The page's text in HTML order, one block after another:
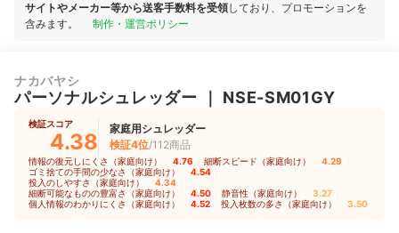
サイトやメーカー等から送客手数料を受領しており、プロモーションを
含みます。
制作・運営ポリシー
ナカバヤシ
パーソナルシュレッダー NSE-SM01GY
検証スコア
4.38
家庭用シュレッダー
検証4位/112商品
情報の復元しにくさ（家庭向け） 4.76 細断スピード（家庭向け） 4.29
ゴミ捨ての手間の少なさ（家庭向け） 4.54
投入のしやすさ（家庭向け） 4.34
細断可能なものの豊富さ（家庭向け） 4.50 静音性（家庭向け） 3.27
個人情報のわかりにくさ（家庭向け） 4.52 投入枚数の多さ（家庭向け） 3.50